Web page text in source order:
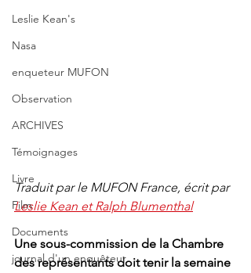
Leslie Kean's
Nasa
enqueteur MUFON
Observation
ARCHIVES
Témoignages
Livre
Film
Documents
journal d'un enquêteur
Traduit par le MUFON France, écrit par
Leslie Kean et Ralph Blumenthal
Une sous-commission de la Chambre
des représentants doit tenir la semaine